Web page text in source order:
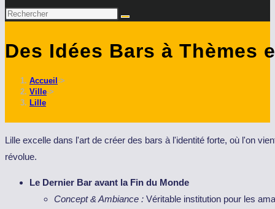
Rechercher
ce
Des Idées Bars à Thèmes
Accueil ->
Ville->
Lille
Lille excelle dans l'art de créer des bars à l'identité forte, où l'on
révolue.
Le Dernier Bar avant la Fin du Monde
Concept & Ambiance : Véritable institution pour les